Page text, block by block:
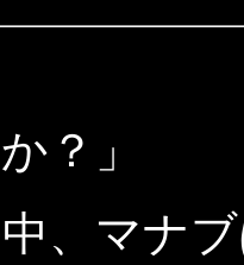
？」
、マナ